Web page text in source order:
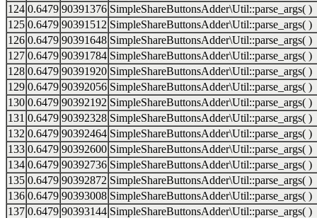
124 0.6479 90391376 SimpleShareButtonsAdder\Util::parse_args( )
125 0.6479 90391512 SimpleShareButtonsAdder\Util::parse_args( )
126 0.6479 90391648 SimpleShareButtonsAdder\Util::parse_args( )
127 0.6479 90391784 SimpleShareButtonsAdder\Util::parse_args( )
128 0.6479 90391920 SimpleShareButtonsAdder\Util::parse_args( )
129 0.6479 90392056 SimpleShareButtonsAdder\Util::parse_args( )
130 0.6479 90392192 SimpleShareButtonsAdder\Util::parse_args( )
131 0.6479 90392328 SimpleShareButtonsAdder\Util::parse_args( )
132 0.6479 90392464 SimpleShareButtonsAdder\Util::parse_args( )
133 0.6479 90392600 SimpleShareButtonsAdder\Util::parse_args( )
134 0.6479 90392736 SimpleShareButtonsAdder\Util::parse_args( )
135 0.6479 90392872 SimpleShareButtonsAdder\Util::parse_args( )
136 0.6479 90393008 SimpleShareButtonsAdder\Util::parse_args( )
137 0.6479 90393144 SimpleShareButtonsAdder\Util::parse_args( )